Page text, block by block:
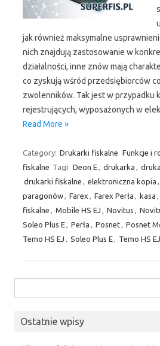
jak również maksymalne
nich znajdują zastosowanie w
działalności, inne znów mają
co zyskują wśród przedsiębiorców
zwolenników. Tak jest w przypadku
rejestrujących, wyposażonych w
Read More »
Category: Drukarki fiskalne Funkcje i
fiskalne Tagi: Deon E, drukarka ,
drukarki fiskalne , elektroniczna kopia ,
paragonów, Farex , Farex Perła , kasa ,
fiskalne , Mobile HS EJ , Novitus ,
Soleo Plus E, Perła , Posnet, Posnet
Temo HS EJ , Soleo Plus E, Temo HS EJ
Ostatnie wpisy